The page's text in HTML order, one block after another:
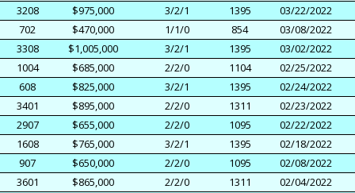
3208
$975,000 3/2/1 1395
03/22/2022
702
$470,000 1/1/0 854
03/08/2022
3308
$1,005,000 3/2/1 1395
03/02/2022
1004
$685,000 2/2/0 1104
02/25/2022
608
$825,000 3/2/1 1395
02/24/2022
3401
$895,000 2/2/0 1311
02/23/2022
2907
$655,000 2/2/0 1095
02/22/2022
1608
$765,000 3/2/1 1395
02/18/2022
907
$650,000 2/2/0 1095
02/08/2022
3601
$865,000 2/2/0 1311
02/04/2022